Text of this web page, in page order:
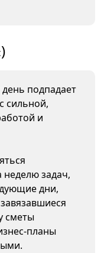
день подпадает
сильной,
и
задач,
дни,
сметы
планы